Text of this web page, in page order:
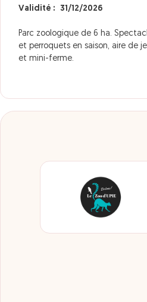
Validité : 31/12/2026
Parc zoologique de 6 ha.
et perroquets en saison, aire de
et mini-ferme.